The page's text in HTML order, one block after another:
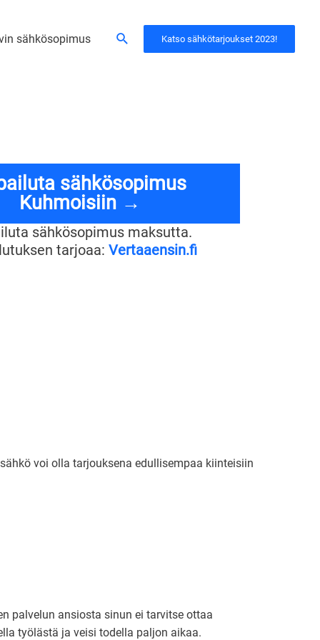
sähkösopimus Hae Katso sähkötarjoukset 2023!
sähkösopimus
Kuhmoisiin →
sähkösopimus maksutta.
tarjoaa: Vertaaensin.fi
voi olla tarjouksena edullisempaa kiinteisiin
palvelun ansiosta sinun ei tarvitse ottaa
työlästä ja veisi todella paljon aikaa.